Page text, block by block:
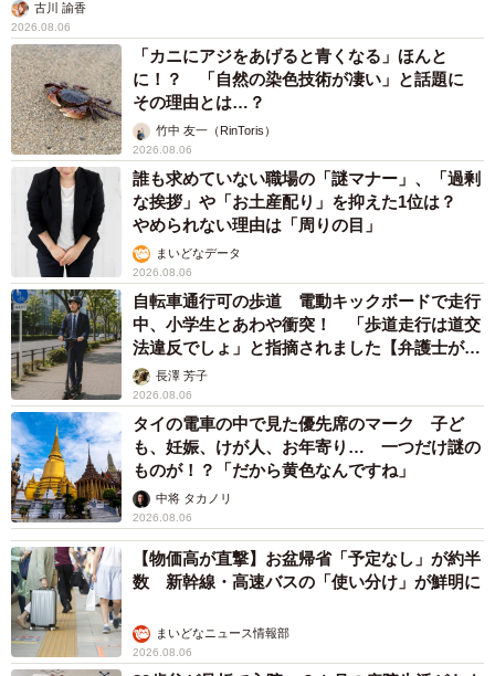
古川 諭香
2026.08.06
「カニにアジをあげると青くなる」ほんと
に！？ 「自然の染色技術が凄い」と話題に
その理由とは…？
竹中 友一（RinToris）
2026.08.06
誰も求めていない職場の「謎マナー」、「過剰
な挨拶」や「お土産配り」を抑えた1位は？
やめられない理由は「周りの目」
まいどなデータ
2026.08.06
自転車通行可の歩道 電動キックボードで走行
中、小学生とあわや衝突！ 「歩道走行は道交
法違反でしょ」と指摘されました【弁護士が解
説】長澤 芳子
2026.08.06
タイの電車の中で見た優先席のマーク 子ど
も、妊娠、けが人、お年寄り… 一つだけ謎の
ものが！？「だから黄色なんですね」
中将 タカノリ
2026.08.06
【物価高が直撃】お盆帰省「予定なし」が約半
数 新幹線・高速バスの「使い分け」が鮮明に
まいどなニュース情報部
2026.08.06